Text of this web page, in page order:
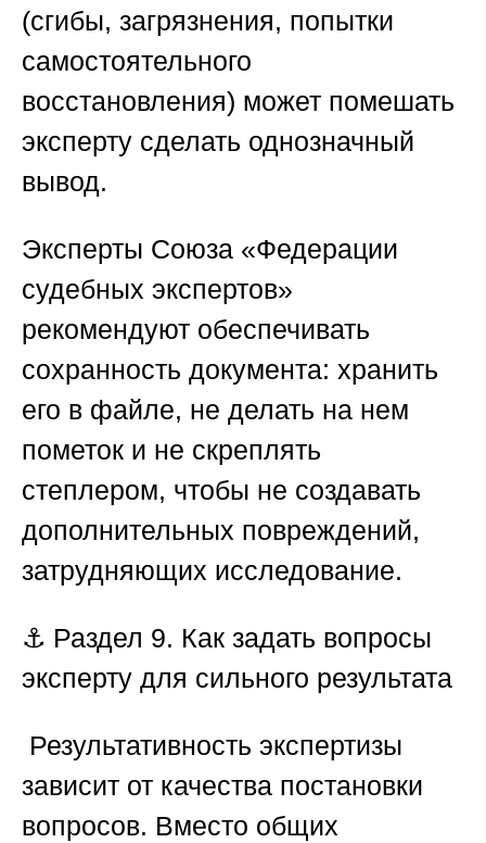
(сгибы, загрязнения, попытки
самостоятельного
восстановления) может помешать
эксперту сделать однозначный
вывод.
Эксперты Союза «Федерации
судебных экспертов»
рекомендуют обеспечивать
сохранность документа: хранить
его в файле, не делать на нем
пометок и не скреплять
степлером, чтобы не создавать
дополнительных повреждений,
затрудняющих исследование.
⚓ Раздел 9. Как задать вопросы
эксперту для сильного результата
️ Результативность экспертизы
зависит от качества постановки
вопросов. Вместо общих